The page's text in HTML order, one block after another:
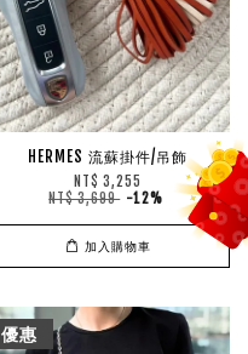
HERMES 流蘇掛件/吊飾
NT$ 3,255
NT$ 3,699 -12%
加入購物車
優惠